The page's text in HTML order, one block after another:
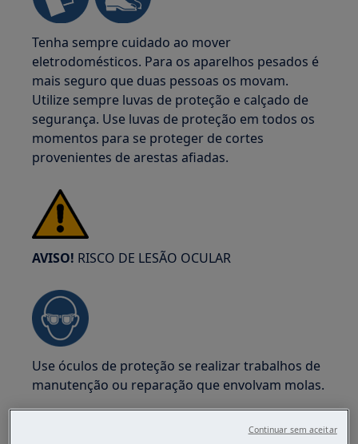
Tenha sempre cuidado ao mover
eletrodomésticos. Para os aparelhos pesados é
mais seguro que duas pessoas os movam.
Utilize sempre luvas de proteção e calçado de
segurança. Use luvas de proteção em todos os
momentos para se proteger de cortes
provenientes de arestas afiadas.
AVISO! RISCO DE LESÃO OCULAR
Use óculos de proteção se realizar trabalhos de
manutenção ou reparação que envolvam molas.
Continuar sem aceitar